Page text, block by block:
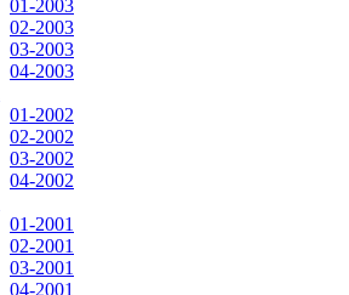
01-2003
02-2003
03-2003
04-2003
01-2002
02-2002
03-2002
04-2002
01-2001
02-2001
03-2001
04-2001